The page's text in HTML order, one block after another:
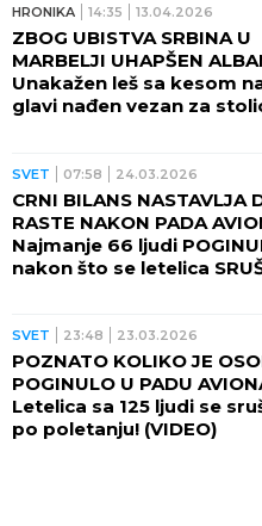
(FOTO, VIDEO)
HRONIKA 14:35 13.04.2026
ZBOG UBISTVA SRBINA U
MARBELJI UHAPŠEN
Unakažen leš sa kesom
glavi nađen vezan za
SVET 07:58 24.03.2026
CRNI BILANS NASTAVLJA
RASTE NAKON PADA
Najmanje 66 ljudi
nakon što se letelica
SVET 23:48 23.03.2026
POZNATO KOLIKO JE
POGINULO U PADU
Letelica sa 125 ljudi se
po poletanju! (VIDEO)